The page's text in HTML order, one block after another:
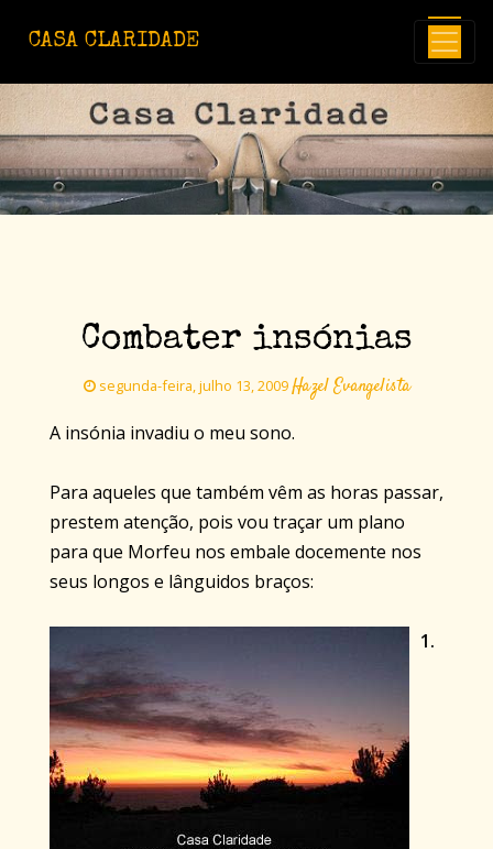
CASA CLARIDADE
Combater insónias
segunda-feira, julho 13, 2009Hazel Evangelista
A insónia invadiu o meu sono.
Para aqueles que também vêm as horas passar,
prestem atenção, pois vou traçar um plano
para que Morfeu nos embale docemente nos
seus longos e lânguidos braços:
1.